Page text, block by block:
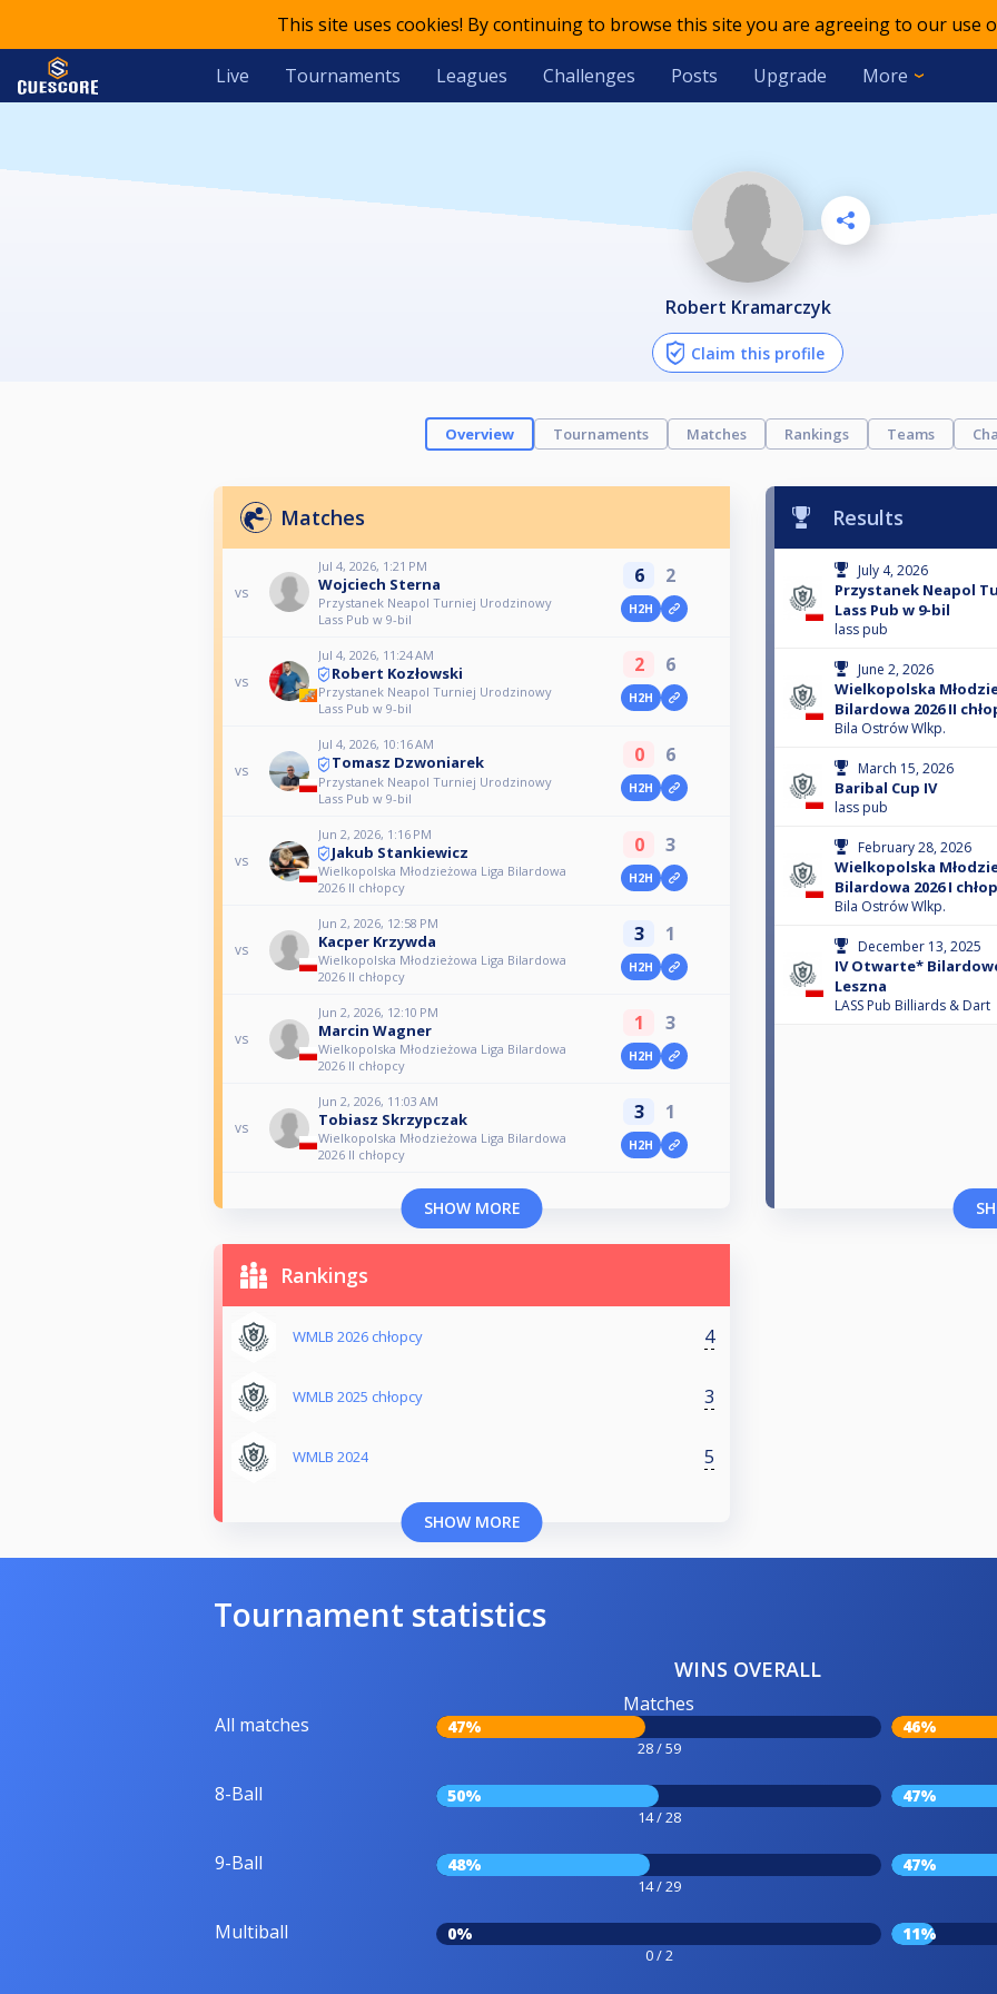
This site uses cookies! By continuing to browse this site you are agreeing to our use
Live Tournaments Leagues Challenges Posts Upgrade More
Robert Kramarczyk
Claim this profile
Overview Tournaments Matches Rankings Teams
Matches
vs
Jul 4, 2026, 1:21 PM
Wojciech Sterna
Przystanek Neapol Turniej Urodzinowy
Lass Pub w 9-bil
6 2
H2H
vs
Jul 4, 2026, 11:24 AM
Robert Kozłowski
Przystanek Neapol Turniej Urodzinowy
Lass Pub w 9-bil
2 6
H2H
vs
Jul 4, 2026, 10:16 AM
Tomasz Dzwoniarek
Przystanek Neapol Turniej Urodzinowy
Lass Pub w 9-bil
0 6
H2H
vs
Jun 2, 2026, 1:16 PM
Jakub Stankiewicz
Wielkopolska Młodzieżowa Liga Bilardowa
2026 II chłopcy
0 3
H2H
vs
Jun 2, 2026, 12:58 PM
Kacper Krzywda
Wielkopolska Młodzieżowa Liga Bilardowa
2026 II chłopcy
3 1
H2H
vs
Jun 2, 2026, 12:10 PM
Marcin Wagner
Wielkopolska Młodzieżowa Liga Bilardowa
2026 II chłopcy
1 3
H2H
vs
Jun 2, 2026, 11:03 AM
Tobiasz Skrzypczak
Wielkopolska Młodzieżowa Liga Bilardowa
2026 II chłopcy
3 1
H2H
SHOW MORE
Results
July 4, 2026
Przystanek Neapol
Lass Pub w 9-bil
lass pub
June 2, 2026
Wielkopolska
Bilardowa 2026 II
Bila Ostrów Wlkp.
March 15, 2026
Baribal Cup IV
lass pub
February 28, 2026
Wielkopolska
Bilardowa 2026 I
Bila Ostrów Wlkp.
December 13, 2025
IV Otwarte*
Leszna
LASS Pub Billiards & Dart
Rankings
WMLB 2026 chłopcy 4
WMLB 2025 chłopcy 3
WMLB 2024 5
SHOW MORE
Tournament statistics
WINS OVERALL
All matches
Matches
47%
28 / 59
46%
8-Ball 50%
14 / 28
47%
9-Ball 48%
14 / 29
47%
Multiball 0%
0 / 2
11%